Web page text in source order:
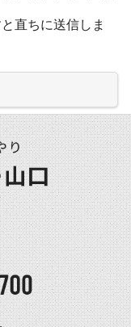
直ちに送信しま